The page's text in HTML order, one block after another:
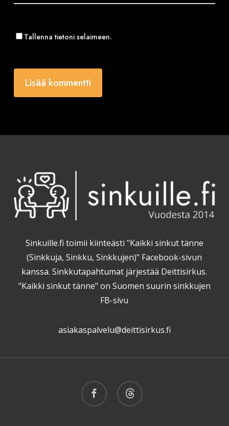
Tallenna tietoni selaimeen.
Sinkuille.fi toimii kiinteästi "Kaikki sinkut tänne
(Sinkkuja, Sinkku, Sinkkujen)" Facebook-sivun
kanssa. Sinkkutapahtumat järjestää Deittisirkus.
"Kaikki sinkut tänne" on Suomen suurin sinkkujen
FB-sivu
asiakaspalvelu@deittisirkus.fi
facebook threads